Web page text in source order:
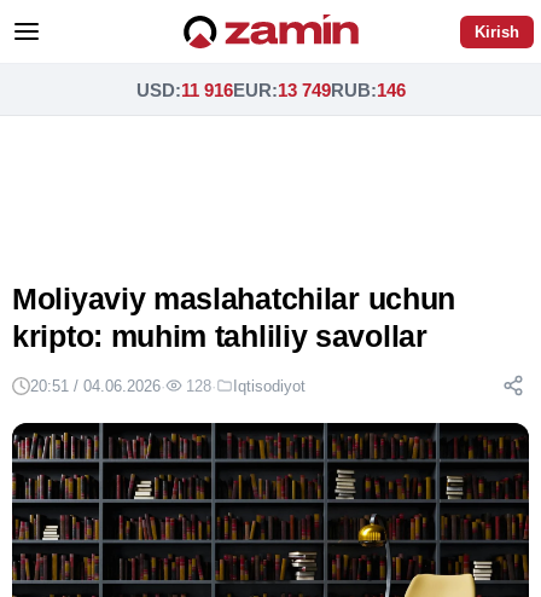
Kirish
USD:11 916EUR:13 749RUB:146
Moliyaviy maslahatchilar uchun
kripto: muhim tahliliy savollar
20:51 / 04.06.2026· 128· Iqtisodiyot